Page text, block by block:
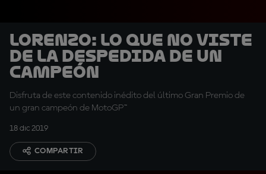
Lorenzo: lo que no viste
de la despedida de un
campeón
Disfruta de este contenido inédito del último Gran Premio de
un gran campeón de MotoGP™
18 dic 2019
COMPARTIR